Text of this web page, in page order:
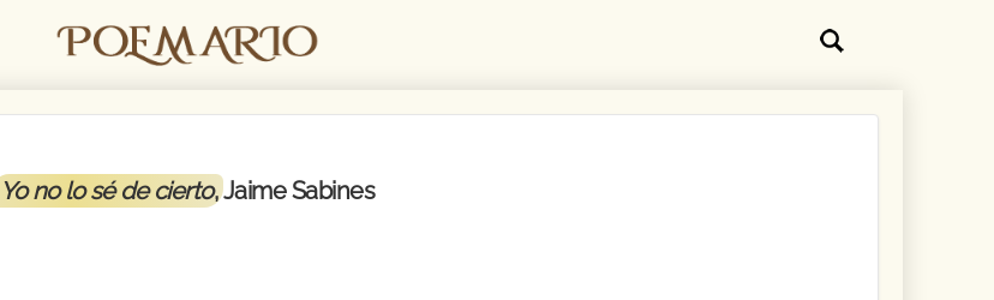
Yo no lo sé de cierto, Jaime Sabines